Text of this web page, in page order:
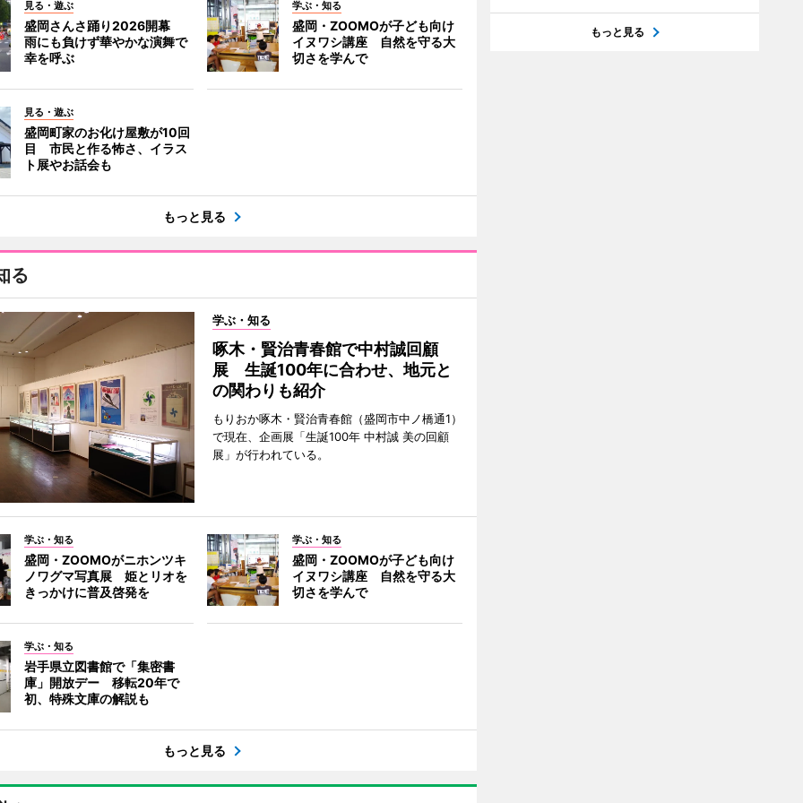
見る・遊ぶ
盛岡さんさ踊り2026開幕
雨にも負けず華やかな演舞で
幸を呼ぶ
学ぶ・知る
盛岡・ZOOMOが子ども向け
イヌワシ講座 自然を守る大
切さを学んで
見る・遊ぶ
盛岡町家のお化け屋敷が10回
目 市民と作る怖さ、イラス
ト展やお話会も
もっと見る
る
学ぶ・知る
啄木・賢治青春館で中村誠回顧
展 生誕100年に合わせ、地元と
の関わりも紹介
もりおか啄木・賢治青春館（盛岡市中ノ橋通1）
で現在、企画展「生誕100年 中村誠 美の回顧
展」が行われている。
学ぶ・知る
盛岡・ZOOMOがニホンツキ
ノワグマ写真展 姫とリオを
きっかけに普及啓発を
学ぶ・知る
盛岡・ZOOMOが子ども向け
イヌワシ講座 自然を守る大
切さを学んで
学ぶ・知る
岩手県立図書館で「集密書
庫」開放デー 移転20年で
初、特殊文庫の解説も
もっと見る
もっと見る